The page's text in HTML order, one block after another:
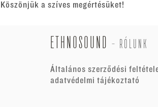
Köszönjük a szíves megértésüket!
ETHNOSOUND - RÓLUNK
Általános szerződési
adatvédelmi tájékoztató